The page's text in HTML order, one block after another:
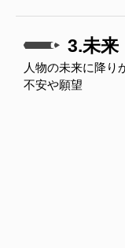
3.未来
人物の未来に降り
不安や願望